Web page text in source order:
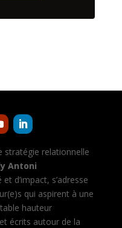
stratégie relationnelle
Antoni
d’impact, s’adresse
qui aspirent à une
hauteur
écrits autour de la